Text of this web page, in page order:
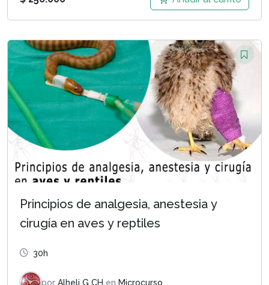
Principios de analgesia, anestesia y
cirugía en aves y reptiles
30h
por Alheli G CH en Microcurso